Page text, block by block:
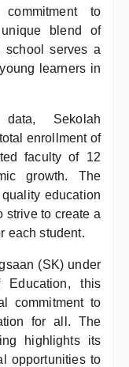
to
blend of
school serves a
learners in
Sekolah
enrollment of
faculty of 12
growth. The
education
strive to create a
each student.
(SK) under
this
commitment to
for all. The
highlights its
opportunities to